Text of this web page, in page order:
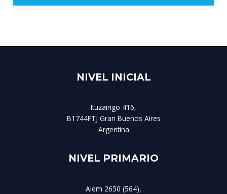
NIVEL INICIAL
Ituzaingo 416,
B1744FTJ Gran Buenos Aires
Argentina
NIVEL PRIMARIO
Alem 2650 (564),